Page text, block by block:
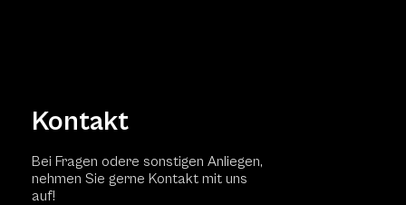
Kontakt
Bei Fragen odere sonstigen Anliegen,
nehmen Sie gerne Kontakt mit uns
auf!